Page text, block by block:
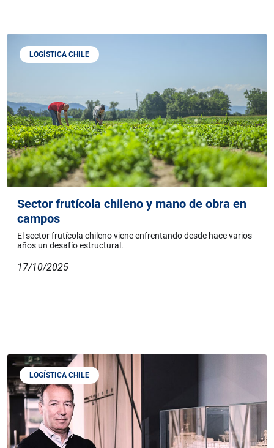
LOGÍSTICA CHILE
Sector frutícola chileno y mano de obra en
campos
El sector frutícola chileno viene enfrentando desde hace varios
años un desafío estructural.
17/10/2025
LOGÍSTICA CHILE